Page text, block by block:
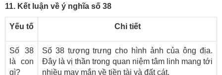
11. Kết luận về ý nghĩa số 38
Yếu tố Chi tiết
Số 38
là con
gì?
Số 38 tượng trưng cho hình ảnh của ông địa.
Đây là vị thần trong quan niệm tâm linh mang tới
nhiều may mắn về tiền tài và đất cát.